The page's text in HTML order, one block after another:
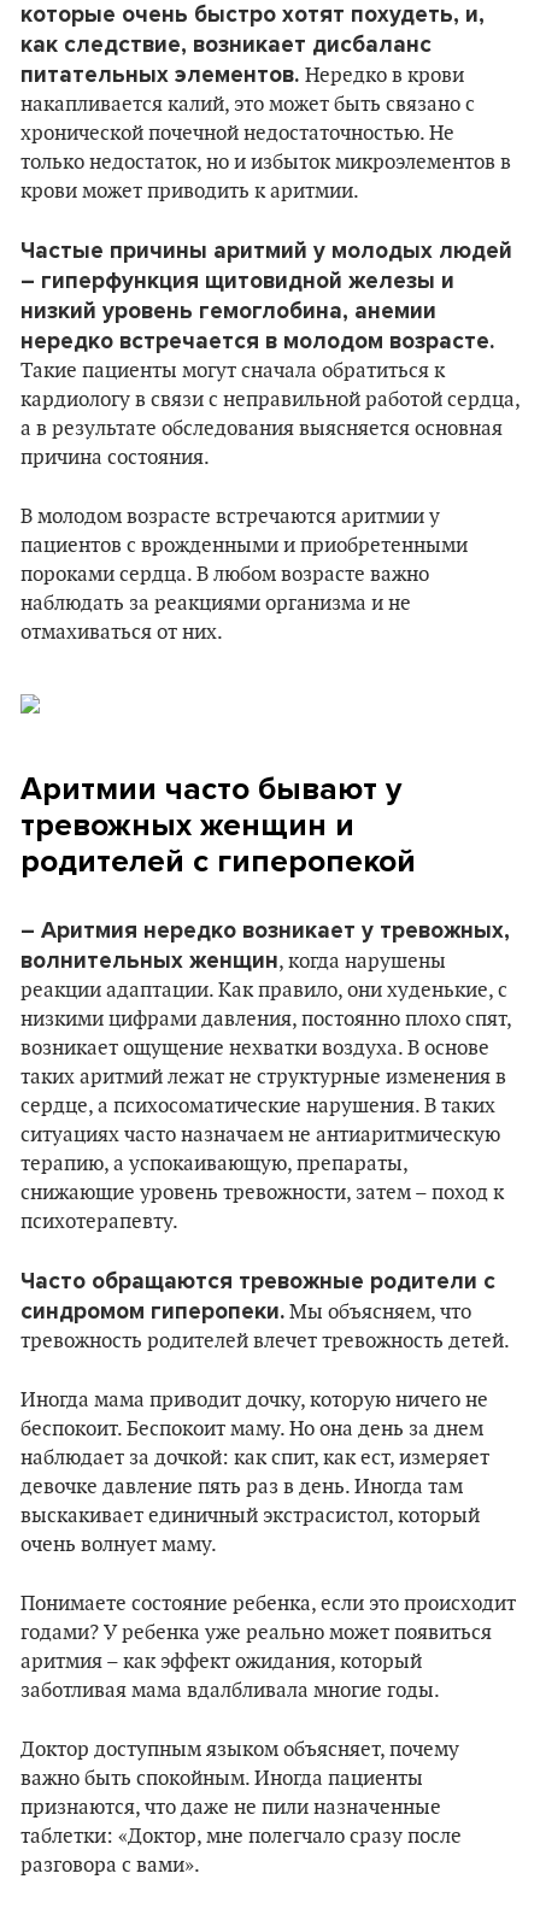
которые очень быстро хотят похудеть, и,
как следствие, возникает дисбаланс
питательных элементов. Нередко в крови
накапливается калий, это может быть связано с
хронической почечной недостаточностью. Не
только недостаток, но и избыток микроэлементов в
крови может приводить к аритмии.
Частые причины аритмий у молодых людей
– гиперфункция щитовидной железы и
низкий уровень гемоглобина, анемии
нередко встречается в молодом возрасте.
Такие пациенты могут сначала обратиться к
кардиологу в связи с неправильной работой сердца,
а в результате обследования выясняется основная
причина состояния.
В молодом возрасте встречаются аритмии у
пациентов с врожденными и приобретенными
пороками сердца. В любом возрасте важно
наблюдать за реакциями организма и не
отмахиваться от них.
Аритмии часто бывают у
тревожных женщин и
родителей с гиперопекой
– Аритмия нередко возникает у тревожных,
волнительных женщин, когда нарушены
реакции адаптации. Как правило, они худенькие, с
низкими цифрами давления, постоянно плохо спят,
возникает ощущение нехватки воздуха. В основе
таких аритмий лежат не структурные изменения в
сердце, а психосоматические нарушения. В таких
ситуациях часто назначаем не антиаритмическую
терапию, а успокаивающую, препараты,
снижающие уровень тревожности, затем – поход к
психотерапевту.
Часто обращаются тревожные родители с
синдромом гиперопеки. Мы объясняем, что
тревожность родителей влечет тревожность детей.
Иногда мама приводит дочку, которую ничего не
беспокоит. Беспокоит маму. Но она день за днем
наблюдает за дочкой: как спит, как ест, измеряет
девочке давление пять раз в день. Иногда там
выскакивает единичный экстрасистол, который
очень волнует маму.
Понимаете состояние ребенка, если это происходит
годами? У ребенка уже реально может появиться
аритмия – как эффект ожидания, который
заботливая мама вдалбливала многие годы.
Доктор доступным языком объясняет, почему
важно быть спокойным. Иногда пациенты
признаются, что даже не пили назначенные
таблетки: «Доктор, мне полегчало сразу после
разговора с вами».